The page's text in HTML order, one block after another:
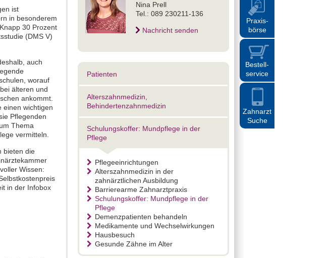
Praxis-
börse
Bestell-
service
Zahnarzt
Suche
ist
in besonderem
30 Prozent
(DMS V)
auch
worauf
älteren und
ankommt.
einen wichtigen
Pflegenden
Thema
vermitteln.
bieten die
Wissen:
in der Infobox
Nina Prell
Tel.: 089 230211-136
Nachricht senden
Patienten
Alterszahnmedizin,
Behindertenzahnmedizin
Schulungskoffer: Mundpflege in der
Pflege
Pflegeeinrichtungen
Alterszahnmedizin in der
zahnärztlichen Ausbildung
Barrierearme Zahnarztpraxis
Schulungskoffer: Mundpflege in der
Pflege
Demenzpatienten behandeln
Medikamente und Wechselwirkungen
Hausbesuch
Gesunde Zähne im Alter